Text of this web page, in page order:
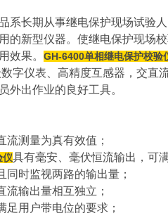
系长期从事继电保护现场试验
的新型仪器。使继电保护现场
效果。 GH-6400单相继电保护校验
字仪表、高精度互感器，交
外出作业的良好工具。
流测量为真有效值；
仪具有毫安、毫伏恒流输出，可
同时监视两路的输出量；
流输出量相互独立；
足用户带电位的要求；